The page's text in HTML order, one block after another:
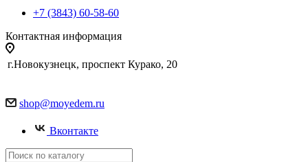
+7 (3843) 60-58-60
Контактная информация
г.Новокузнецк, проспект Курако, 20
shop@moyedem.ru
Вконтакте